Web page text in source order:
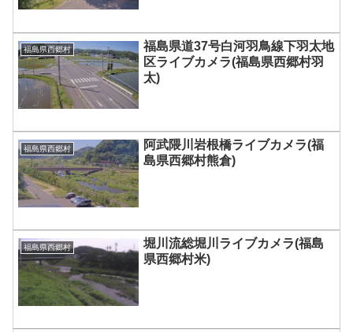
福島県西郷村
福島県道37号白河羽鳥線下羽太地
区ライブカメラ(福島県西郷村羽
太)
福島県西郷村
阿武隈川岩根橋ライブカメラ(福
島県西郷村熊倉)
福島県西郷村
堀川流総堀川ライブカメラ(福島
県西郷村米)